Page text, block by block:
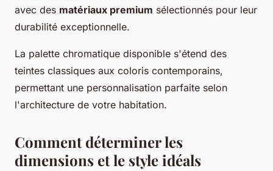
avec des matériaux premium sélectionnés pour leur
durabilité exceptionnelle.
La palette chromatique disponible s'étend des
teintes classiques aux coloris contemporains,
permettant une personnalisation parfaite selon
l'architecture de votre habitation.
Comment déterminer les
dimensions et le style idéals